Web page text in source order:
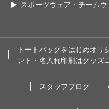
スポーツウェア・チーム
トートバッグをはじめオリ
ント・名入れ印刷はグッズ
スタッフブログ